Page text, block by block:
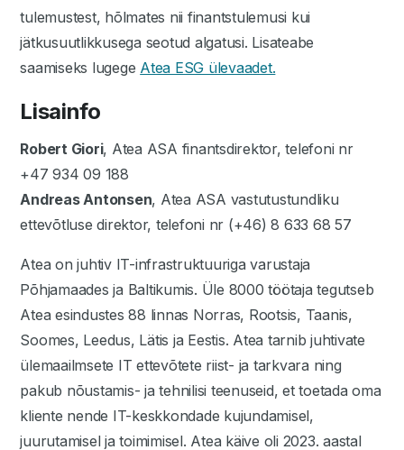
tulemustest, hõlmates nii finantstulemusi kui
jätkusuutlikkusega seotud algatusi. Lisateabe
saamiseks lugege Atea ESG ülevaadet.
Lisainfo
Robert Giori, Atea ASA finantsdirektor, telefoni nr
+47 934 09 188
Andreas Antonsen, Atea ASA vastutustundliku
ettevõtluse direktor, telefoni nr (+46) 8 633 68 57
Atea on juhtiv IT-infrastruktuuriga varustaja
Põhjamaades ja Baltikumis. Üle 8000 töötaja tegutseb
Atea esindustes 88 linnas Norras, Rootsis, Taanis,
Soomes, Leedus, Lätis ja Eestis. Atea tarnib juhtivate
ülemaailmsete IT ettevõtete riist- ja tarkvara ning
pakub nõustamis- ja tehnilisi teenuseid, et toetada oma
kliente nende IT-keskkondade kujundamisel,
juurutamisel ja toimimisel. Atea käive oli 2023. aastal